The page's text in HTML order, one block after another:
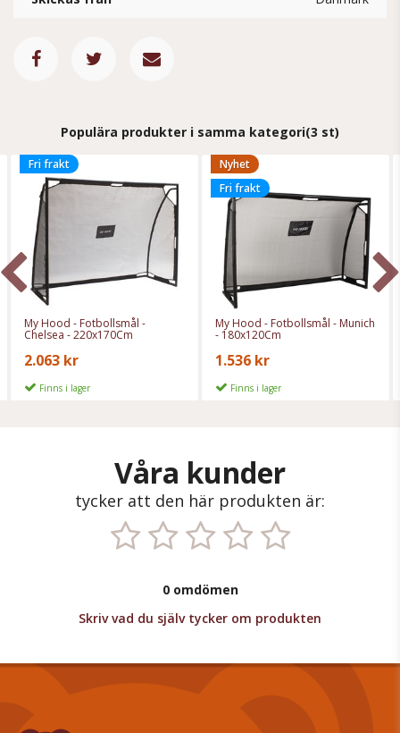
Populära produkter i samma kategori(3 st)
Fri frakt
My Hood - Fotbollsmål -
Chelsea - 220x170Cm
2.063 kr
Finns i lager
Nyhet
Fri frakt
My Hood - Fotbollsmål - Munich
- 180x120Cm
1.536 kr
Finns i lager
Våra kunder
tycker att den här produkten är:
0 omdömen
Skriv vad du själv tycker om produkten